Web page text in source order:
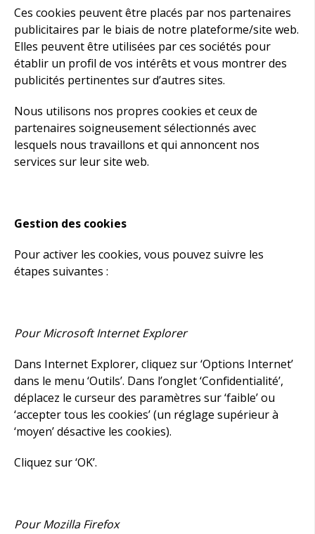
Ces cookies peuvent être placés par nos partenaires
publicitaires par le biais de notre plateforme/site web.
Elles peuvent être utilisées par ces sociétés pour
établir un profil de vos intérêts et vous montrer des
publicités pertinentes sur d’autres sites.
Nous utilisons nos propres cookies et ceux de
partenaires soigneusement sélectionnés avec
lesquels nous travaillons et qui annoncent nos
services sur leur site web.
Gestion des cookies
Pour activer les cookies, vous pouvez suivre les
étapes suivantes :
Pour Microsoft Internet Explorer
Dans Internet Explorer, cliquez sur ‘Options Internet’
dans le menu ‘Outils’. Dans l’onglet ‘Confidentialité’,
déplacez le curseur des paramètres sur ‘faible’ ou
‘accepter tous les cookies’ (un réglage supérieur à
‘moyen’ désactive les cookies).
Cliquez sur ‘OK’.
Pour Mozilla Firefox